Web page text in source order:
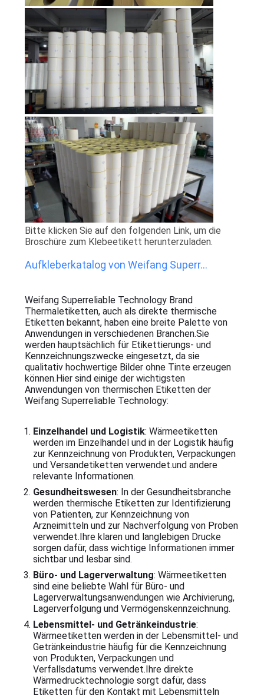
FORDERN
EIN
ZITAT
SITEMAP
PRIVACY
POLICY
Bitte klicken Sie auf den folgenden Link, um die
Broschüre zum Klebeetikett herunterzuladen.
Aufkleberkatalog von Weifang Superr...
Weifang Superreliable Technology Brand
Thermaletiketten, auch als direkte thermische
Etiketten bekannt, haben eine breite Palette von
Anwendungen in verschiedenen Branchen.Sie
werden hauptsächlich für Etikettierungs- und
Kennzeichnungszwecke eingesetzt, da sie
qualitativ hochwertige Bilder ohne Tinte erzeugen
können.Hier sind einige der wichtigsten
Anwendungen von thermischen Etiketten der
Weifang Superreliable Technology:
Einzelhandel und Logistik: Wärmeetiketten
werden im Einzelhandel und in der Logistik häufig
zur Kennzeichnung von Produkten, Verpackungen
und Versandetiketten verwendet.und andere
relevante Informationen.
Gesundheitswesen: In der Gesundheitsbranche
werden thermische Etiketten zur Identifizierung
von Patienten, zur Kennzeichnung von
Arzneimitteln und zur Nachverfolgung von Proben
verwendet.Ihre klaren und langlebigen Drucke
sorgen dafür, dass wichtige Informationen immer
sichtbar und lesbar sind.
Büro- und Lagerverwaltung: Wärmeetiketten
sind eine beliebte Wahl für Büro- und
Lagerverwaltungsanwendungen wie Archivierung,
Lagerverfolgung und Vermögenskennzeichnung.
Lebensmittel- und Getränkeindustrie:
Wärmeetiketten werden in der Lebensmittel- und
Getränkeindustrie häufig für die Kennzeichnung
von Produkten, Verpackungen und
Verfallsdatums verwendet.Ihre direkte
Wärmedrucktechnologie sorgt dafür, dass
Etiketten für den Kontakt mit Lebensmitteln